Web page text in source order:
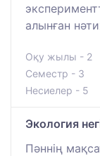
алынған
Оқу жылы - 2
Семестр - 3
Несиелер - 5
Экология
Пәннің